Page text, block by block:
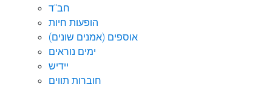
חב"ד
הופעות חיות
אוספים (אמנים שונים)
ימים נוראים
יידיש
חוברות תווים